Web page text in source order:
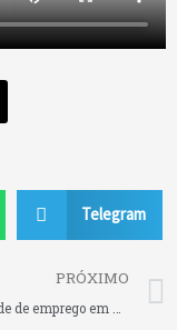
Telegram
PRÓXIMO